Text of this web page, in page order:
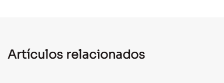
Artículos relacionados